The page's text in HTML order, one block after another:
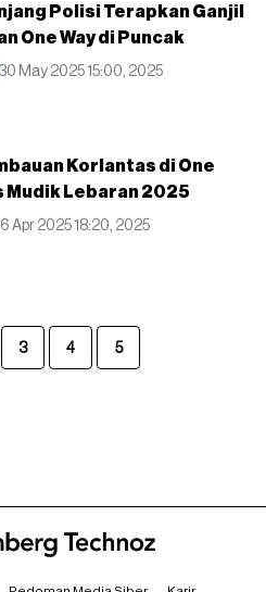
Polisi Terapkan Ganjil
One Way di Puncak
| 30 May 2025 15:00, 2025
Korlantas di One
Mudik Lebaran 2025
Apr 2025 18:20, 2025
3 4 5